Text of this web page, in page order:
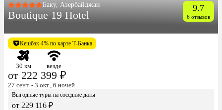
Баку, Азербайджан
Boutique 19 Hotel
9.7
6 отзывов
Кешбэк 4% по карте Т-Банка
30 км везде
от 222 399 ₽
27 сент. - 3 окт., 6 ночей
Выгодные туры на соседние даты
от 229 116 ₽